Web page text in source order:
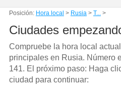
Posición: Hora local > Rusia> T...>
Ciudades
Compruebe la hora local
principales en Rusia. Número
141. El próximo paso: Haga
ciudad para continuar: